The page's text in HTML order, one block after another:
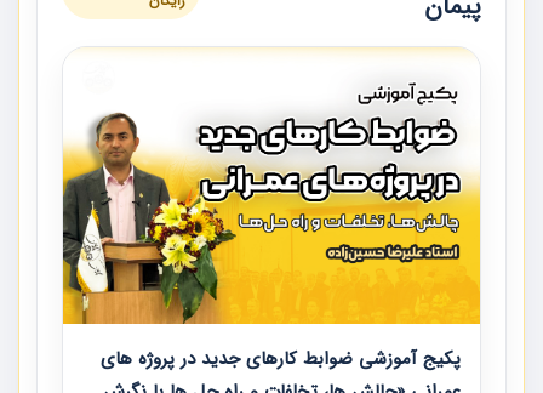
پکیج آموزشی ضوابط کارهای جدید در پروژه های